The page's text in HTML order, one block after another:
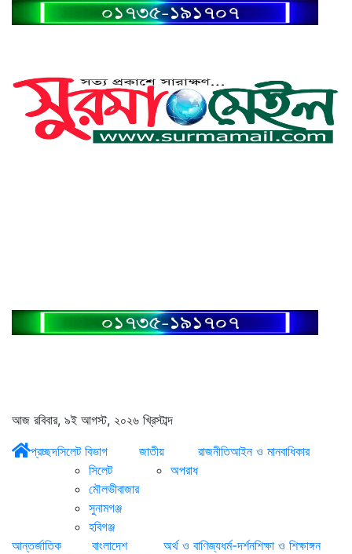
আজ রবিবার, ৯ই আগস্ট, ২০২৬ খ্রিস্টাব্দ
প্রচ্ছদসিলেট বিভাগ
সিলেট
মৌলভীবাজার
সুনামগঞ্জ
হবিগঞ্জ
জাতীয়
অপরাধ
রাজনীতিআইন ও মানবাধিকার
আন্তর্জাতিক
বাংলাদেশ
অর্থ ও বাণিজ্যধর্ম-দর্শনশিক্ষা ও শিক্ষাঙ্গন